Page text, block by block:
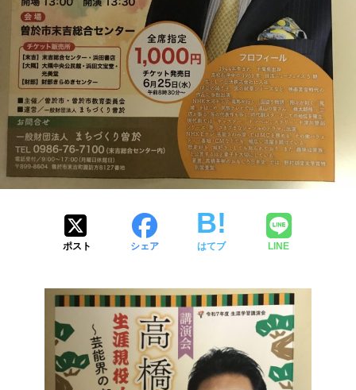
ポスト シェア はてブ LINE